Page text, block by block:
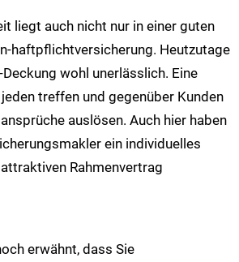
liegt auch nicht nur in einer guten
haftpflichtversicherung. Heutzutage
wohl unerlässlich. Eine
treffen und gegenüber Kunden
auslösen. Auch hier haben
ein individuelles
Rahmenvertrag
erwähnt, dass Sie